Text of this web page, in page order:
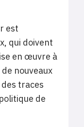
est
qui doivent
en œuvre à
nouveaux
traces
de